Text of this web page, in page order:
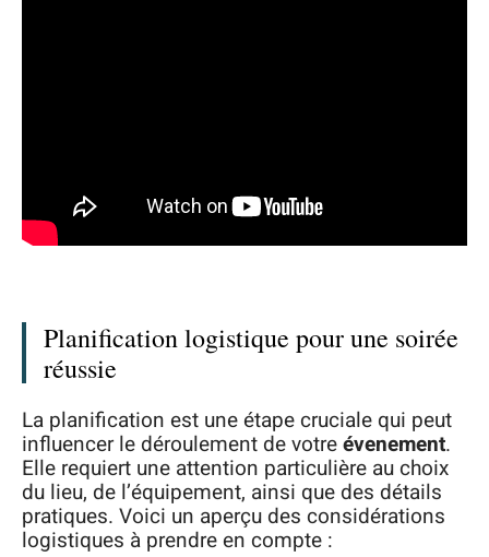
Planification logistique pour une soirée
réussie
La planification est une étape cruciale qui peut
influencer le déroulement de votreévenement.
Elle requiert une attention particulière au choix
du lieu, de l’équipement, ainsi que des détails
pratiques. Voici un aperçu des considérations
logistiques à prendre en compte :